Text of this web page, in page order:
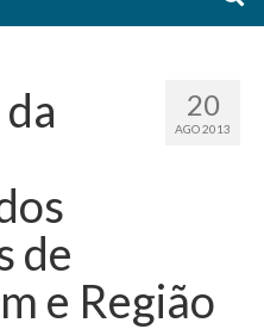
20
AGO 2013
de
e Região